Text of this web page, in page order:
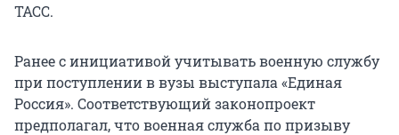
ТАСС.
Ранее с инициативой учитывать военную службу
при поступлении в вузы выступала «Единая
Россия». Соответствующий законопроект
предполагал, что военная служба по призыву